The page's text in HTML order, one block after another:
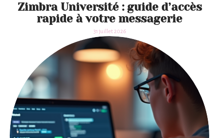
Zimbra Université : guide d’accès
rapide à votre messagerie
31 juillet 2026